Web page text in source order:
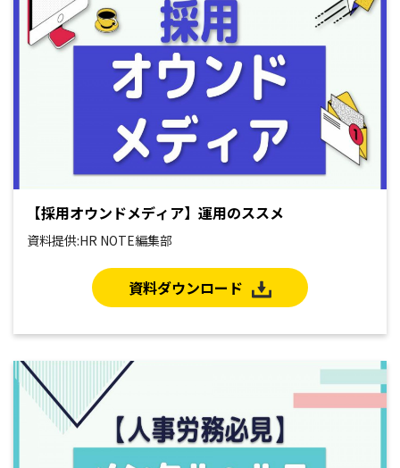
【採用オウンドメディア】運用のススメ
資料提供:HR NOTE編集部
資料ダウンロード